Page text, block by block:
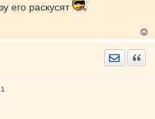
его раскусят
1